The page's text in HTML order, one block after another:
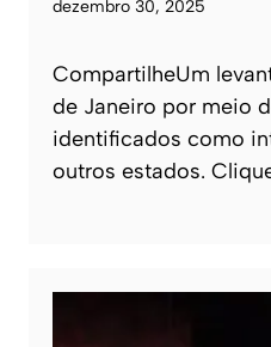
dezembro 30, 2025
CompartilheUm
de Janeiro por meio
identificados como
outros estados.